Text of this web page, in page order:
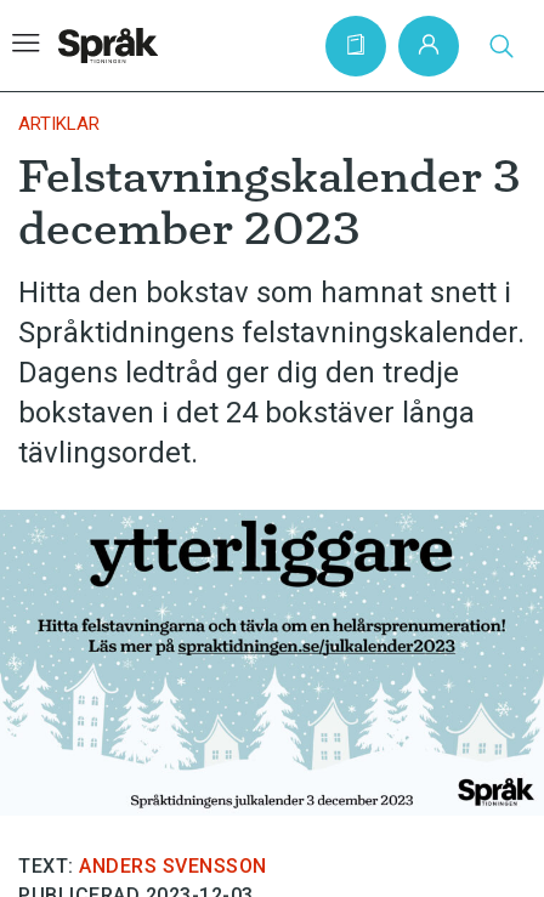
Hem
Artiklar
Krönikor
Språkfrågor
Skrivtips
Bokrecensioner
Kviss
Podden
Anmäl till språkpolisen
Föreslå nyord
Annonsera
Prenumerera
Läs Språktidningen digitalt
ARTIKLAR
Felstavningskalender 3
december 2023
Hitta den bokstav som hamnat snett i
Språktidningens felstavningskalender.
Dagens ledtråd ger dig den tredje
bokstaven i det 24 bokstäver långa
tävlingsordet.
TEXT: ANDERS SVENSSON